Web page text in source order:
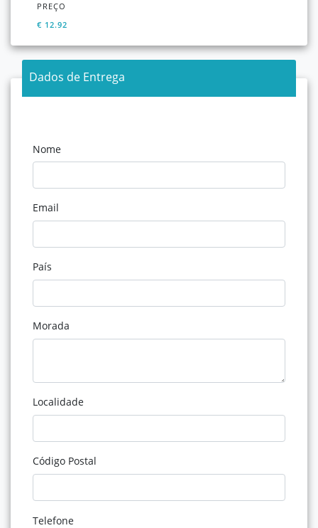
PREÇO
€ 12.92
Dados de Entrega
Nome
Email
País
Morada
Localidade
Código Postal
Telefone